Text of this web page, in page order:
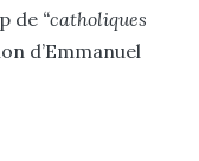
de “catholiques
d’Emmanuel